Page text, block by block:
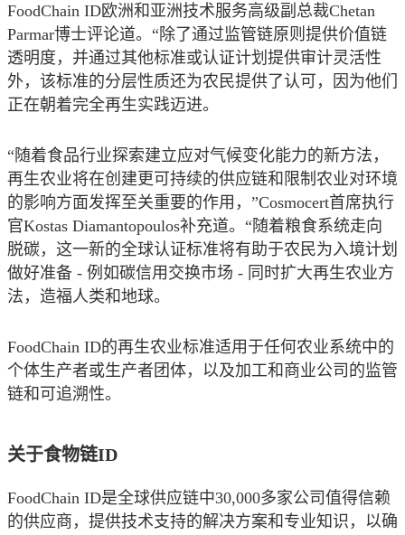
FoodChain ID欧洲和亚洲技术服务高级副总裁Chetan
Parmar博士评论道。 “除了通过监管链原则提供价值链
透明度，并通过其他标准或认证计划提供审计灵活性
外，该标准的分层性质还为农民提供了认可，因为他们
正在朝着完全再生实践迈进。
“随着食品行业探索建立应对气候变化能力的新方法，
再生农业将在创建更可持续的供应链和限制农业对环境
的影响方面发挥至关重要的作用， ”Cosmocert首席执行
官Kostas Diamantopoulos补充道。 “随着粮食系统走向
脱碳，这一新的全球认证标准将有助于农民为入境计划
做好准备 - 例如碳信用交换市场 - 同时扩大再生农业方
法，造福人类和地球。
FoodChain ID的再生农业标准适用于任何农业系统中的
个体生产者或生产者团体，以及加工和商业公司的监管
链和可追溯性。
关于食物链ID
FoodChain ID是全球供应链中30,000多家公司值得信赖
的供应商，提供技术支持的解决方案和专业知识，以确